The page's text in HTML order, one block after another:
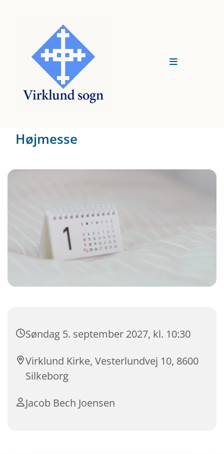
Højmesse
Søndag 5. september 2027, kl. 10:30
Virklund Kirke, Vesterlundvej 10, 8600
Silkeborg
Jacob Bech Joensen